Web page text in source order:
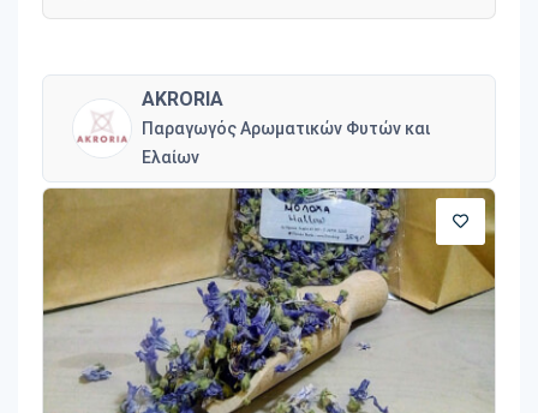
AKRORIA
Παραγωγός Αρωματικών Φυτών και
Ελαίων